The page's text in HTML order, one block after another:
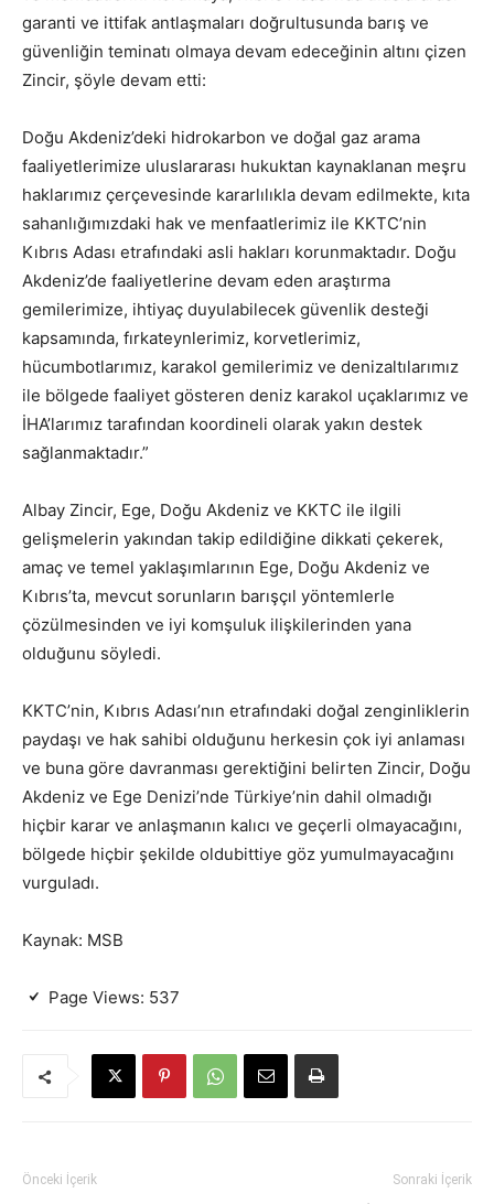
garanti ve ittifak antlaşmaları doğrultusunda barış ve
güvenliğin teminatı olmaya devam edeceğinin altını çizen
Zincir, şöyle devam etti:
Doğu Akdeniz’deki hidrokarbon ve doğal gaz arama
faaliyetlerimize uluslararası hukuktan kaynaklanan meşru
haklarımız çerçevesinde kararlılıkla devam edilmekte, kıta
sahanlığımızdaki hak ve menfaatlerimiz ile KKTC’nin
Kıbrıs Adası etrafındaki asli hakları korunmaktadır. Doğu
Akdeniz’de faaliyetlerine devam eden araştırma
gemilerimize, ihtiyaç duyulabilecek güvenlik desteği
kapsamında, fırkateynlerimiz, korvetlerimiz,
hücumbotlarımız, karakol gemilerimiz ve denizaltılarımız
ile bölgede faaliyet gösteren deniz karakol uçaklarımız ve
İHA’larımız tarafından koordineli olarak yakın destek
sağlanmaktadır.”
Albay Zincir, Ege, Doğu Akdeniz ve KKTC ile ilgili
gelişmelerin yakından takip edildiğine dikkati çekerek,
amaç ve temel yaklaşımlarının Ege, Doğu Akdeniz ve
Kıbrıs’ta, mevcut sorunların barışçıl yöntemlerle
çözülmesinden ve iyi komşuluk ilişkilerinden yana
olduğunu söyledi.
KKTC’nin, Kıbrıs Adası’nın etrafındaki doğal zenginliklerin
paydaşı ve hak sahibi olduğunu herkesin çok iyi anlaması
ve buna göre davranması gerektiğini belirten Zincir, Doğu
Akdeniz ve Ege Denizi’nde Türkiye’nin dahil olmadığı
hiçbir karar ve anlaşmanın kalıcı ve geçerli olmayacağını,
bölgede hiçbir şekilde oldubittiye göz yumulmayacağını
vurguladı.
Kaynak: MSB
Page Views: 537
Önceki İçerik Sonraki İçerik